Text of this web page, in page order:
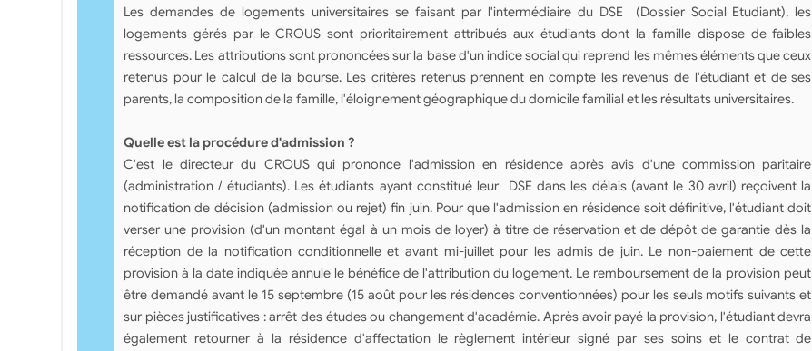
Les demandes de logements universitaires se faisant par l'intermédiaire du DSE (Dossier Social Etudiant), les
logements gérés par le CROUS sont prioritairement attribués aux étudiants dont la famille dispose de faibles
ressources. Les attributions sont prononcées sur la base d'un indice social qui reprend les mêmes éléments que ceux
retenus pour le calcul de la bourse. Les critères retenus prennent en compte les revenus de l'étudiant et de ses
parents, la composition de la famille, l'éloignement géographique du domicile familial et les résultats universitaires.
Quelle est la procédure d'admission ?
C'est le directeur du CROUS qui prononce l'admission en résidence après avis d'une commission paritaire
(administration / étudiants). Les étudiants ayant constitué leur DSE dans les délais (avant le 30 avril) reçoivent la
notification de décision (admission ou rejet) fin juin. Pour que l'admission en résidence soit définitive, l'étudiant doit
verser une provision (d'un montant égal à un mois de loyer) à titre de réservation et de dépôt de garantie dès la
réception de la notification conditionnelle et avant mi-juillet pour les admis de juin. Le non-paiement de cette
provision à la date indiquée annule le bénéfice de l'attribution du logement. Le remboursement de la provision peut
être demandé avant le 15 septembre (15 août pour les résidences conventionnées) pour les seuls motifs suivants et
sur pièces justificatives : arrêt des études ou changement d'académie. Après avoir payé la provision, l'étudiant devra
également retourner à la résidence d'affectation le règlement intérieur signé par ses soins et le contrat de